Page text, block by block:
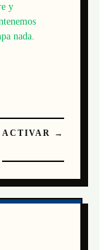
y
nada.
ACTIVAR →